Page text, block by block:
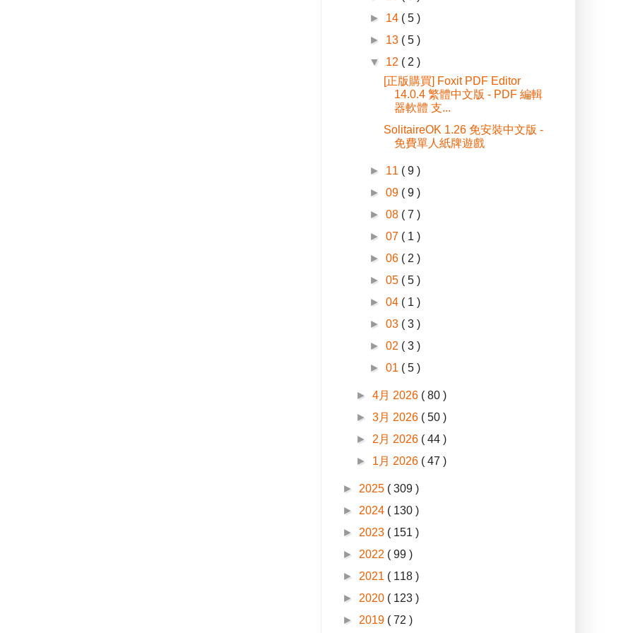
► 14 ( 5 )
► 13 ( 5 )
▼ 12 ( 2 )
[正版購買] Foxit PDF Editor
14.0.4 繁體中文版 - PDF 編輯
器軟體 支...
SolitaireOK 1.26 免安裝中文版 -
免費單人紙牌遊戲
► 11 ( 9 )
►09 ( 9 )
►08 ( 7 )
►07 ( 1 )
►06 ( 2 )
►05 ( 5 )
►04 ( 1 )
►03 ( 3 )
►02 ( 3 )
►01 ( 5 )
►4月 2026 ( 80 )
►3月 2026 ( 50 )
► 2月 2026 ( 44 )
► 1月 2026 ( 47 )
► 2025 ( 309 )
► 2024 ( 130 )
► 2023 ( 151 )
► 2022 ( 99 )
► 2021 ( 118 )
► 2020 ( 123 )
► 2019 ( 72 )